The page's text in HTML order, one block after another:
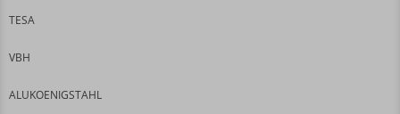
TESA
VBH
ALUKOENIGSTAHL